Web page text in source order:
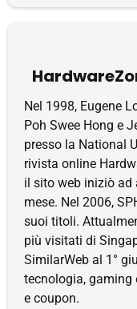
Nel 1998, Eugene
Poh Swee Hong e
presso la National
rivista online
il sito web iniziò
mese. Nel 2006,
suoi titoli.
più visitati di
SimilarWeb al 1°
tecnologia, gaming
e coupon.